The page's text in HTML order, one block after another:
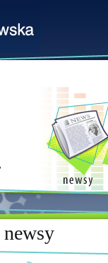
newsy